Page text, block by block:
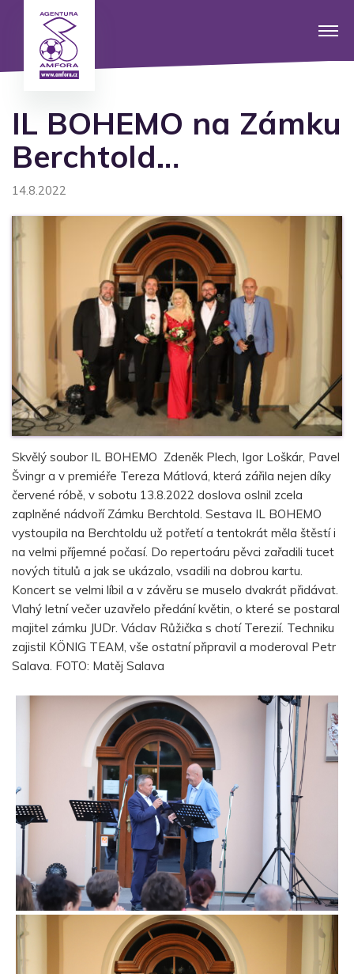
IL BOHEMO na Zámku
Berchtold…
14.8.2022
Skvělý soubor IL BOHEMO Zdeněk Plech, Igor Loškár, Pavel
Švingr a v premiéře Tereza Mátlová, která zářila nejen díky
červené róbě, v sobotu 13.8.2022 doslova oslnil zcela
zaplněné nádvoří Zámku Berchtold. Sestava IL BOHEMO
vystoupila na Berchtoldu už potřetí a tentokrát měla štěstí i
na velmi příjemné počasí. Do repertoáru pěvci zařadili tucet
nových titulů a jak se ukázalo, vsadili na dobrou kartu.
Koncert se velmi líbil a v závěru se muselo dvakrát přidávat.
Vlahý letní večer uzavřelo předání květin, o které se postaral
majitel zámku JUDr. Václav Růžička s chotí Terezií. Techniku
zajistil KÖNIG TEAM, vše ostatní připravil a moderoval Petr
Salava. FOTO: Matěj Salava